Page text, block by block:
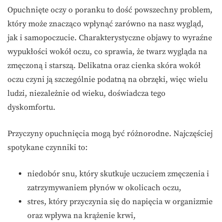
Opuchnięte oczy o poranku to dość powszechny problem,
który może znacząco wpłynąć zarówno na nasz wygląd,
jak i samopoczucie. Charakterystyczne objawy to wyraźne
wypukłości wokół oczu, co sprawia, że twarz wygląda na
zmęczoną i starszą. Delikatna oraz cienka skóra wokół
oczu czyni ją szczególnie podatną na obrzęki, więc wielu
ludzi, niezależnie od wieku, doświadcza tego
dyskomfortu.
Przyczyny opuchnięcia mogą być różnorodne. Najczęściej
spotykane czynniki to:
niedobór snu, który skutkuje uczuciem zmęczenia i
zatrzymywaniem płynów w okolicach oczu,
stres, który przyczynia się do napięcia w organizmie
oraz wpływa na krążenie krwi,